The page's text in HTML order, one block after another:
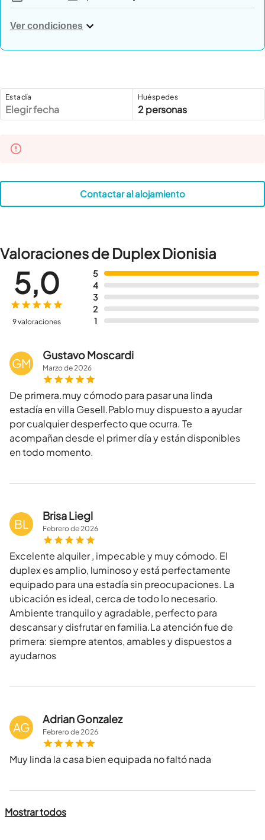
Ver condiciones
Estadía
Elegir fecha
Huéspedes
2 personas
Contactar al alojamiento
Valoraciones de Duplex Dionisia
5
4
3
2
1
5,0
9 valoraciones
GM
Gustavo Moscardi
Marzode 2026
De primera.muy cómodo para pasar una linda
estadía en villa Gesell.Pablo muy dispuesto a ayudar
por cualquier desperfecto que ocurra. Te
acompañan desde el primer día y están disponibles
en todo momento.
BL
Brisa Liegl
Febrerode 2026
Excelente alquiler , impecable y muy cómodo. El
duplex es amplio, luminoso y está perfectamente
equipado para una estadía sin preocupaciones. La
ubicación es ideal, cerca de todo lo necesario.
Ambiente tranquilo y agradable, perfecto para
descansar y disfrutar en familia.La atención fue de
primera: siempre atentos, amables y dispuestos a
ayudarnos
AG
Adrian Gonzalez
Febrerode 2026
Muy linda la casa bien equipada no faltó nada
Mostrar todos